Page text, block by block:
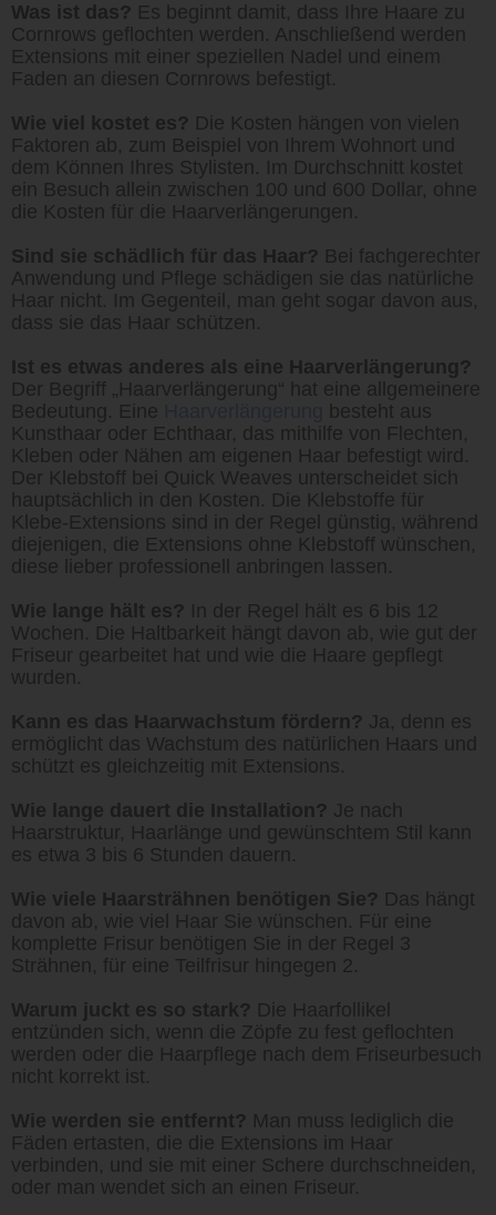
Was ist das? Es beginnt damit, dass Ihre Haare zu
Cornrows geflochten werden. Anschließend werden
Extensions mit einer speziellen Nadel und einem
Faden an diesen Cornrows befestigt.
Wie viel kostet es? Die Kosten hängen von vielen
Faktoren ab, zum Beispiel von Ihrem Wohnort und
dem Können Ihres Stylisten. Im Durchschnitt kostet
ein Besuch allein zwischen 100 und 600 Dollar, ohne
die Kosten für die Haarverlängerungen.
Sind sie schädlich für das Haar? Bei fachgerechter
Anwendung und Pflege schädigen sie das natürliche
Haar nicht. Im Gegenteil, man geht sogar davon aus,
dass sie das Haar schützen.
Ist es etwas anderes als eine Haarverlängerung?
Der Begriff „Haarverlängerung“ hat eine allgemeinere
Bedeutung. Eine
besteht aus
Kunsthaar oder Echthaar, das mithilfe von Flechten,
Kleben oder Nähen am eigenen Haar befestigt wird.
Der Klebstoff bei Quick Weaves unterscheidet sich
hauptsächlich in den Kosten. Die Klebstoffe für
Klebe-Extensions sind in der Regel günstig, während
diejenigen, die Extensions ohne Klebstoff wünschen,
diese lieber professionell anbringen lassen.
Wie lange hält es? In der Regel hält es 6 bis 12
Wochen. Die Haltbarkeit hängt davon ab, wie gut der
Friseur gearbeitet hat und wie die Haare gepflegt
wurden.
Kann es das Haarwachstum fördern? Ja, denn es
ermöglicht das Wachstum des natürlichen Haars und
schützt es gleichzeitig mit Extensions.
Wie lange dauert die Installation? Je nach
Haarstruktur, Haarlänge und gewünschtem Stil kann
es etwa 3 bis 6 Stunden dauern.
Wie viele Haarsträhnen benötigen Sie? Das hängt
davon ab, wie viel Haar Sie wünschen. Für eine
komplette Frisur benötigen Sie in der Regel 3
Strähnen, für eine Teilfrisur hingegen 2.
Warum juckt es so stark? Die Haarfollikel
entzünden sich, wenn die Zöpfe zu fest geflochten
werden oder die Haarpflege nach dem Friseurbesuch
nicht korrekt ist.
Wie werden sie entfernt? Man muss lediglich die
Fäden ertasten, die die Extensions im Haar
verbinden, und sie mit einer Schere durchschneiden,
oder man wendet sich an einen Friseur.